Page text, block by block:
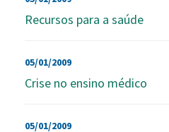
Recursos para a saúde
05/01/2009
Crise no ensino médico
05/01/2009